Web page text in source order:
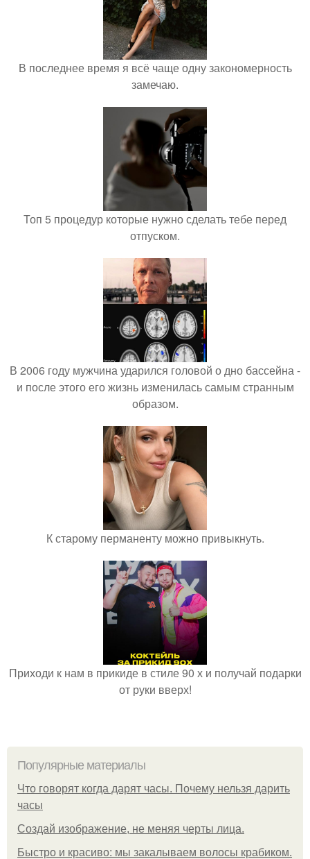
В последнее время я всё чаще одну закономерность
замечаю.
Топ 5 процедур которые нужно сделать тебе перед
отпуском.
В 2006 году мужчина ударился головой о дно бассейна -
и после этого его жизнь изменилась самым странным
образом.
К старому перманенту можно привыкнуть.
Приходи к нам в прикиде в стиле 90 х и получай подарки
от руки вверх!
Популярные материалы
Что говорят когда дарят часы. Почему нельзя дарить
часы
Создай изображение, не меняя черты лица.
Быстро и красиво: мы закалываем волосы крабиком.